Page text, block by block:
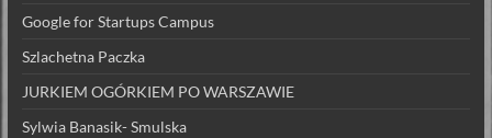
Google for Startups Campus
Szlachetna Paczka
JURKIEM OGÓRKIEM PO WARSZAWIE
Sylwia Banasik- Smulska